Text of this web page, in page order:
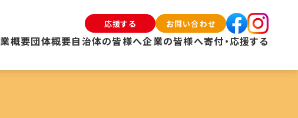
概要団体概要自治体の皆様へ企業の皆様へ寄付・応援する
応援する お問い合わせ